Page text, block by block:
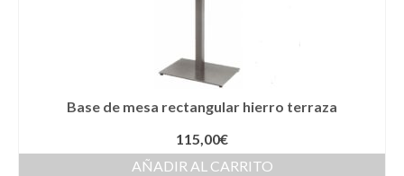
Base de mesa rectangular hierro terraza
115,00€
AÑADIR AL CARRITO